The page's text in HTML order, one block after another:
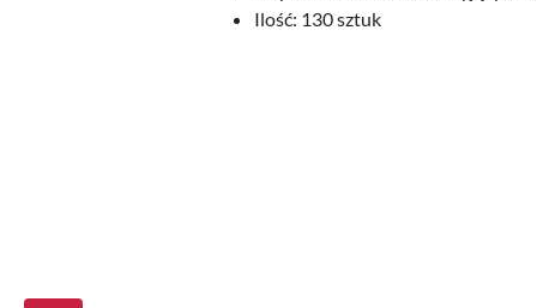
Ilość: 130 sztuk